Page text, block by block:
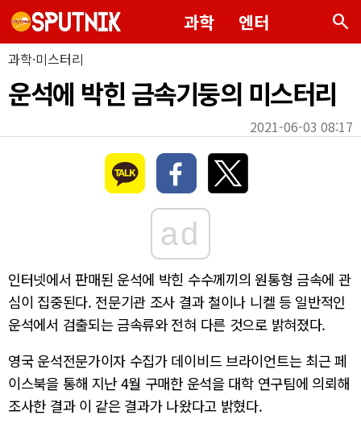
과학 엔터 search
과학·미스터리
운석에 박힌 금속기둥의 미스터리
2021-06-03 08:17
ad
인터넷에서 판매된 운석에 박힌 수수께끼의 원통형 금속에 관
심이 집중된다. 전문기관 조사 결과 철이나 니켈 등 일반적인
운석에서 검출되는 금속류와 전혀 다른 것으로 밝혀졌다.
영국 운석전문가이자 수집가 데이비드 브라이언트는 최근 페
이스북을 통해 지난 4월 구매한 운석을 대학 연구팀에 의뢰해
조사한 결과 이 같은 결과가 나왔다고 밝혔다.